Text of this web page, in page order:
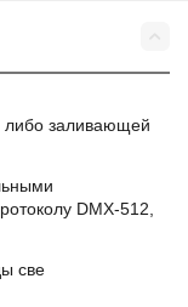
либо заливающей
DMX-512,
све